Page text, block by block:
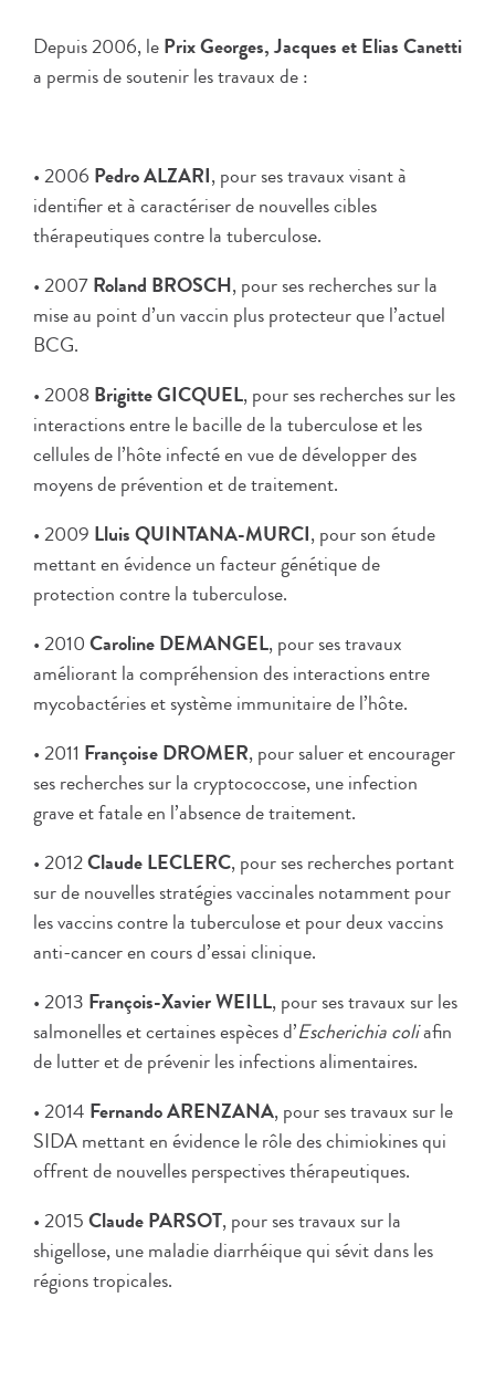
Depuis 2006, lePrix Georges, Jacques et Elias Canetti
a permis de soutenir les travaux de :
• 2006 Pedro ALZARI, pour ses travaux visant à
identifier et à caractériser de nouvelles cibles
thérapeutiques contre la tuberculose.
• 2007Roland BROSCH, pour ses recherches sur la
mise au point d’un vaccin plus protecteur que l’actuel
BCG.
• 2008Brigitte GICQUEL, pour ses recherches sur les
interactions entre le bacille de la tuberculose et les
cellules de l’hôte infecté en vue de développer des
moyens de prévention et de traitement.
• 2009 Lluis QUINTANA-MURCI, pour son étude
mettant en évidence un facteur génétique de
protection contre la tuberculose.
• 2010Caroline DEMANGEL, pour ses travaux
améliorant la compréhension des interactions entre
mycobactéries et système immunitaire de l’hôte.
• 2011 Françoise DROMER, pour saluer et encourager
ses recherches sur la cryptococcose, une infection
grave et fatale en l’absence de traitement.
• 2012Claude LECLERC, pour ses recherches portant
sur de nouvelles stratégies vaccinales notamment pour
les vaccins contre la tuberculose et pour deux vaccins
anti-cancer en cours d’essai clinique.
• 2013 François-Xavier WEILL, pour ses travaux sur les
salmonelles et certaines espèces d’Escherichia coliafin
de lutter et de prévenir les infections alimentaires.
• 2014 Fernando ARENZANA, pour ses travaux sur le
SIDA mettant en évidence le rôle des chimiokines qui
offrent de nouvelles perspectives thérapeutiques.
• 2015Claude PARSOT, pour ses travaux sur la
shigellose, une maladie diarrhéique qui sévit dans les
régions tropicales.